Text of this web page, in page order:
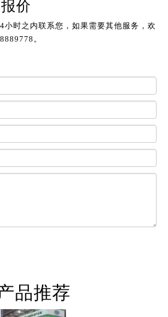
价
小时之内联系您，如果需要其他服务，欢
。
品推荐